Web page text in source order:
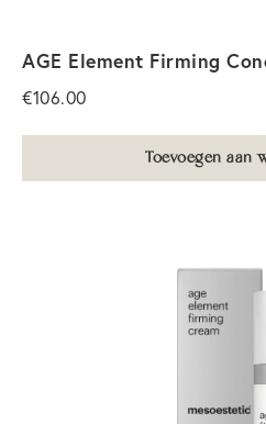
AGE Element Firming
€106.00
Toevoegen aan